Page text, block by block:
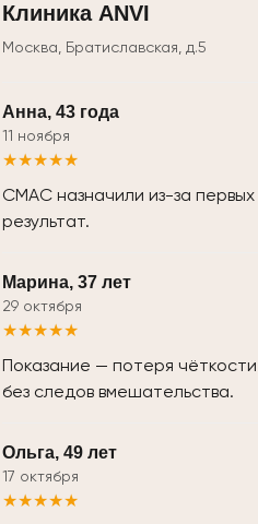
Клиника ANVI
Москва, Братиславская, д.5
Анна, 43 года
11 ноября
★★★★★
СМАС назначили из-за
результат.
Марина, 37 лет
29 октября
★★★★★
Показание — потеря
без следов вмешательства.
Ольга, 49 лет
17 октября
★★★★★